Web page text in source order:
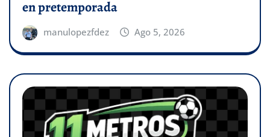
en pretemporada
manulopezfdez Ago 5, 2026